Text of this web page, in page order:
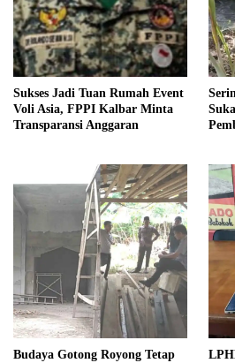
Sukses Jadi Tuan Rumah Event
Voli Asia, FPPI Kalbar Minta
Transparansi Anggaran
Budaya Gotong Royong Tetap